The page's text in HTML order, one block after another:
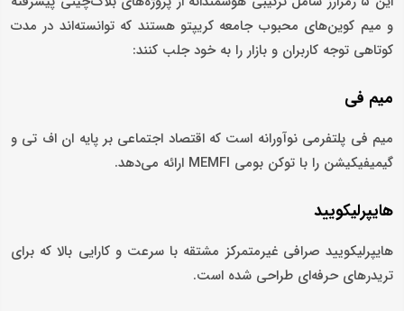
و میم‌ کوین‌های محبوب جامعه کریپتو هستند که توانسته‌اند در مدت
کوتاهی توجه کاربران و بازار را به خود جلب کنند:
میم فی
میم فی پلتفرمی نوآورانه است که اقتصاد اجتماعی بر پایه ان اف تی و
گیمیفیکیشن را با توکن بومی MEMFI ارائه می‌دهد.
هایپرلیکویید
هایپرلیکویید صرافی غیرمتمرکز مشتقه با سرعت و کارایی بالا که برای
تریدرهای حرفه‌ای طراحی شده است.